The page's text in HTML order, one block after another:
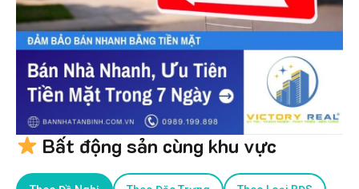
Bất động sản cùng khu vực